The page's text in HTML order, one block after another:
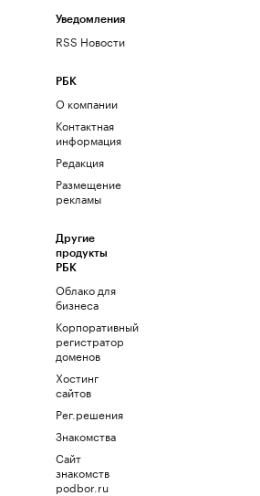
Уведомления
RSS Новости
РБК
О компании
Контактная
информация
Редакция
Размещение
рекламы
Другие
продукты
РБК
Облако для
бизнеса
Корпоративный
регистратор
доменов
Хостинг
сайтов
Рег.решения
Знакомства
Сайт
знакомств
podbor.ru